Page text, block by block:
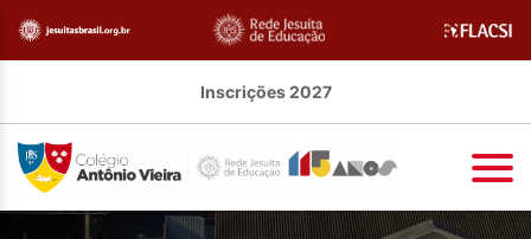
Inscrições 2027